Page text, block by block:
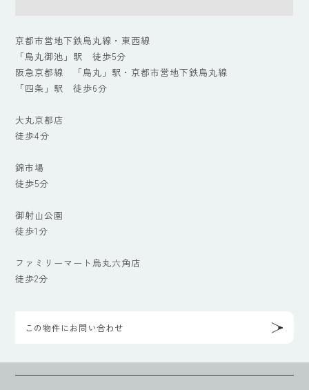
京都市営地下鉄烏丸線・東西線
「烏丸御池」駅 徒歩5分
阪急京都線 「烏丸」駅・京都市営地下鉄烏丸線
「四条」駅 徒歩6分
大丸京都店
徒歩4分
錦市場
徒歩5分
御射山公園
徒歩1分
ファミリーマート烏丸六角店
徒歩2分
この物件にお問い合わせ